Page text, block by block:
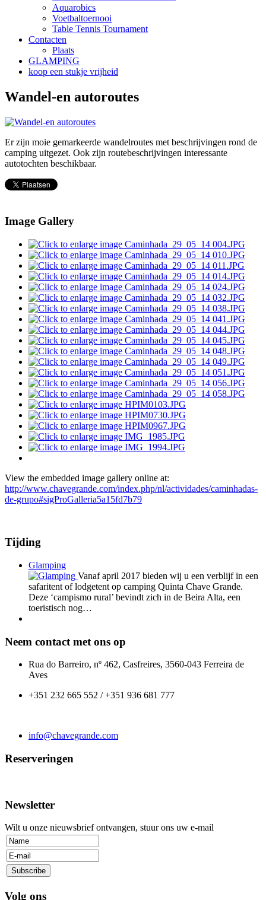
Aquarobics
Voetbaltoernooi
Table Tennis Tournament
Contacten
Plaats
GLAMPING
koop een stukje vrijheid
Wandel-en autoroutes
Er zijn moie gemarkeerde wandelroutes met beschrijvingen rond de
camping uitgezet. Ook zijn routebeschrijvingen interessante
autotochten beschikbaar.
Image Gallery
View the embedded image gallery online at:
http://www.chavegrande.com/index.php/nl/actividades/caminhadas-
de-grupo#sigProGalleria5a15fd7b79
Tijding
Glamping
Vanaf april 2017 bieden wij u een verblijf in een
safaritent of lodgetent op camping Quinta Chave Grande.
Deze ‘campismo rural’ bevindt zich in de Beira Alta, een
toeristisch nog…
Neem contact met ons op
Rua do Barreiro, nº 462, Casfreires, 3560-043 Ferreira de
Aves
+351 232 665 552 / +351 936 681 777
info@chavegrande.com
Reserveringen
Newsletter
Wilt u onze nieuwsbrief ontvangen, stuur ons uw e-mail
Volg ons